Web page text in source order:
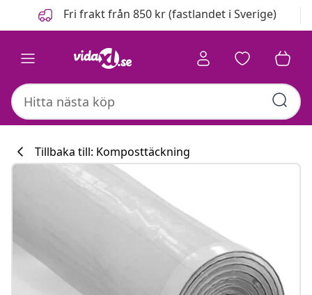
FöregåendeFri frakt från 850 kr (fastlandet i Sverige)
Tillbaka till: Komposttäckning